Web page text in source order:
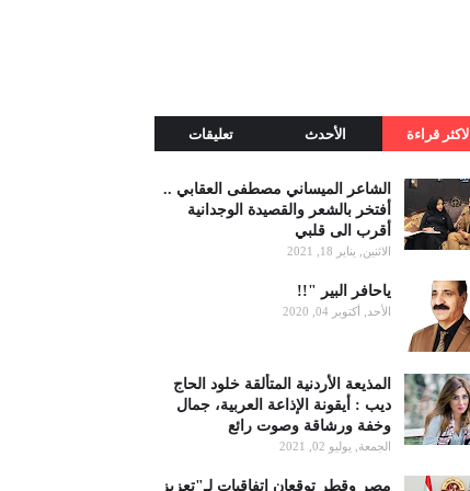
الاكثر قراءة الأحدث تعليقات
الشاعر الميساني مصطفى العقابي ..
أفتخر بالشعر والقصيدة الوجدانية
أقرب الى قلبي
الاثنين, يناير 18, 2021
ياحافر البير "!!
الأحد, أكتوبر 04, 2020
المذيعة الأردنية المتألقة خلود الحاج
ديب : أيقونة الإذاعة العربية، جمال
وخفة ورشاقة وصوت رائع
الجمعة, يوليو 02, 2021
مصر وقطر توقعان اتفاقيات لـ"تعزيز